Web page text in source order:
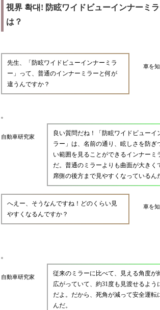
視界 확대! 防眩ワイドビューインナーミ
は？
車を
先生、「防眩ワイドビューインナーミラ
ー」って、普通のインナーミラーと何が
違うんですか？
自動車研究家
良い質問だね！「防眩ワイドビューイ
ラー」は、名前の通り、眩しさを防ぎ
い範囲を見ることができるインナーミ
だ。普通のミラーよりも曲面が大きく
席側の後方まで見やすくなっているん
車を
へえー、そうなんですね！どのくらい見
やすくなるんですか？
自動車研究家
従来のミラーに比べて、見える角度が
広がっていて、約31度も見渡せるよう
だよ。だから、死角が減って安全運転
んだ。